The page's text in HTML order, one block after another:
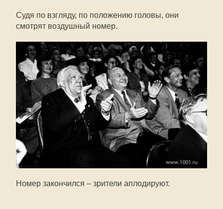
Судя по взгляду, по положению головы, они
смотрят воздушный номер.
Номер закончился – зрители аплодируют.